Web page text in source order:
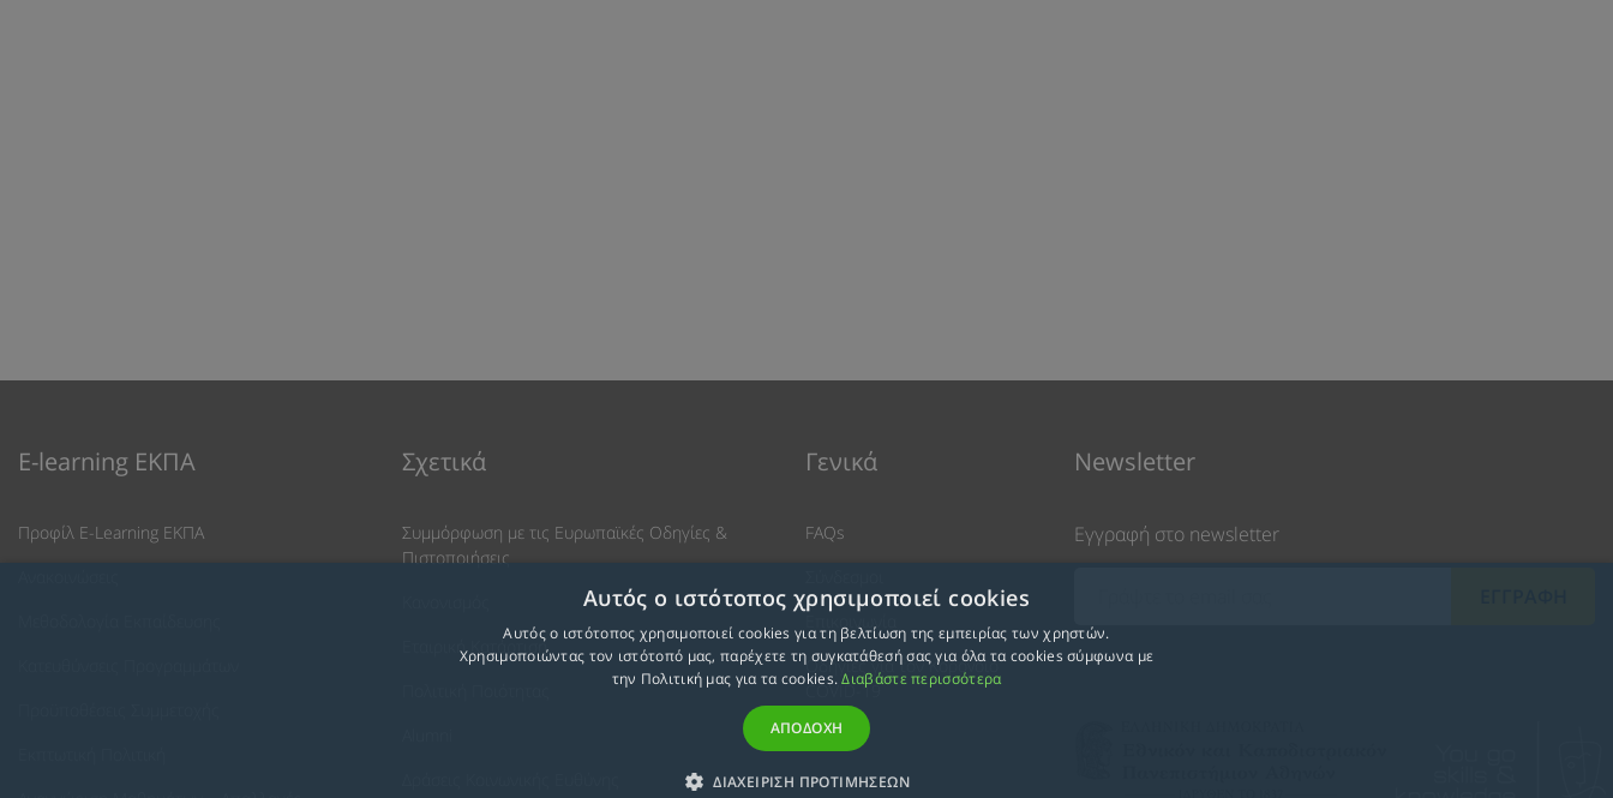
E-learning ΕΚΠΑ
Προφίλ E-Learning ΕΚΠΑ
Σχετικά
Συμμόρφωση με τις Ευρωπαϊκές Οδηγίες &
Πιστοποιήσεις
Εταιρική Κατάρτιση
Γενικά
FAQs
Επικοινωνία
Οδηγίες για τον Κοροvοϊό
COVID-19
Newsletter
Εγγραφή στο newsletter
Αυτός ο ιστότοπος χρησιμοποιεί cookies
Αυτός ο ιστότοπος χρησιμοποιεί cookies για τη βελτίωση της εμπειρίας των χρηστών.
Χρησιμοποιώντας τον ιστότοπό μας, παρέχετε τη συγκατάθεσή σας για όλα τα cookies σύμφωνα με
την Πολιτική μας για τα cookies.Διαβάστε περισσότερα
ΑΠΟΔΟΧΗ
ΔΙΑΧΕΙΡΙΣΗ ΠΡΟΤΙΜΗΣΕΩΝ